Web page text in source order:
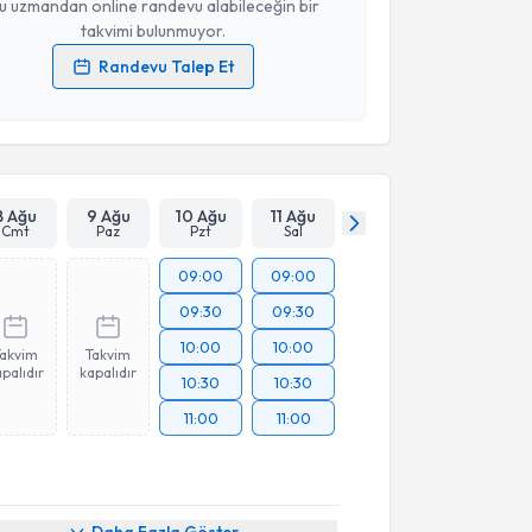
uzmandan online randevu alabileceğin bir
takvimi bulunmuyor.
Randevu Talep Et
verilerimin işlenmesine ilişkinAydınlatma Metni
Takvim Talebini Gönder
Ağu
Cmt
9 Ağu
Paz
10 Ağu
Pzt
11 Ağu
Sal
Takvim
kapalıdır
09:00
09:30
10:00
10:30
11:00
09:00
09:30
10:00
10:30
11:00
Talebi